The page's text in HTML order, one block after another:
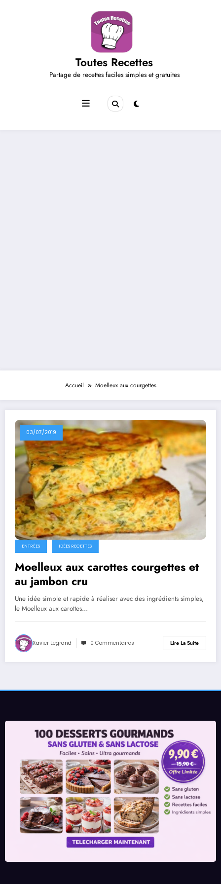
Toutes Recettes
Partage de recettes faciles simples et gratuites
Accueil Moelleux aux courgettes
03/07/2019
ENTRÉES IDÉES RECETTES
Moelleux aux carottes courgettes et
au jambon cru
Une idée simple et rapide à réaliser avec des ingrédients simples,
le Moelleux aux carottes…
Xavier Legrand 0 Commentaires Lire La Suite